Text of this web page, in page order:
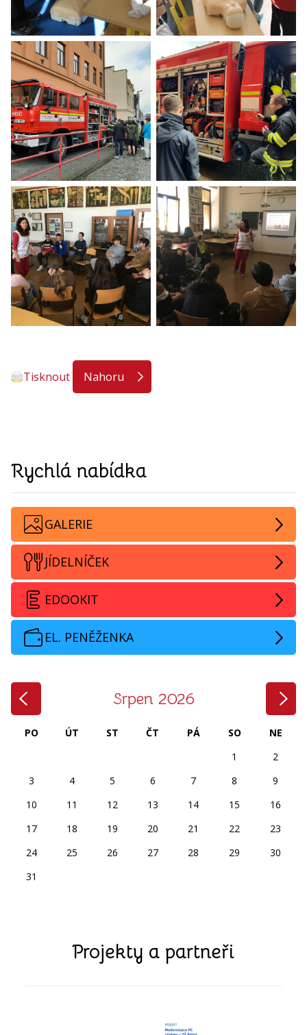
Tisknout Nahoru
Rychlá nabídka
GALERIE
JÍDELNÍČEK
EDOOKIT
EL. PENĚŽENKA
Srpen 2026
PO ÚT ST ČT PÁ SO
NE
1
2
3
4 5 6 7 8
9
10
11 12 13 14 15
16
17
18 19 20 21 22
23
24
25 26 27 28 29
30
31
Projekty a partneři